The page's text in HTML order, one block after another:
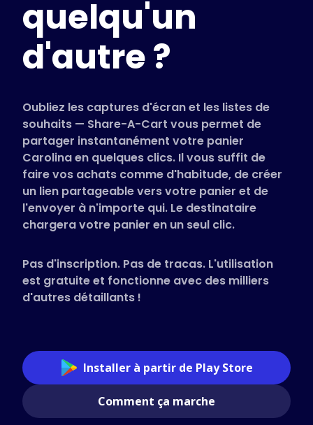
Magasins pris en charge
FAQ
Guides d'utilisation
Français (French)
quelqu'un
d'autre ?
Oubliez les captures d'écran et les listes de
souhaits — Share-A-Cart vous permet de
partager instantanément votre panier
Carolina en quelques clics. Il vous suffit de
faire vos achats comme d'habitude, de créer
un lien partageable vers votre panier et de
l'envoyer à n'importe qui. Le destinataire
chargera votre panier en un seul clic.
Pas d'inscription. Pas de tracas. L'utilisation
est gratuite et fonctionne avec des milliers
d'autres détaillants !
Installer à partir de Play Store
Comment ça marche